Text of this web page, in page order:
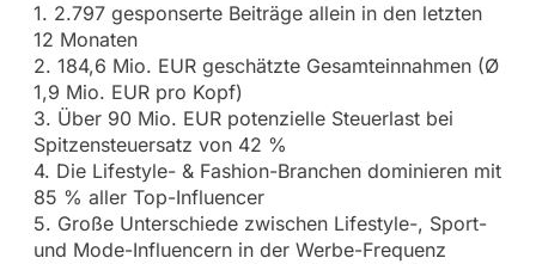
1. 2.797 gesponserte Beiträge allein in den letzten
12 Monaten
2. 184,6 Mio. EUR geschätzte Gesamteinnahmen (Ø
1,9 Mio. EUR pro Kopf)
3. Über 90 Mio. EUR potenzielle Steuerlast bei
Spitzensteuersatz von 42 %
4. Die Lifestyle- & Fashion-Branchen dominieren mit
85 % aller Top-Influencer
5. Große Unterschiede zwischen Lifestyle-, Sport-
und Mode-Influencern in der Werbe-Frequenz